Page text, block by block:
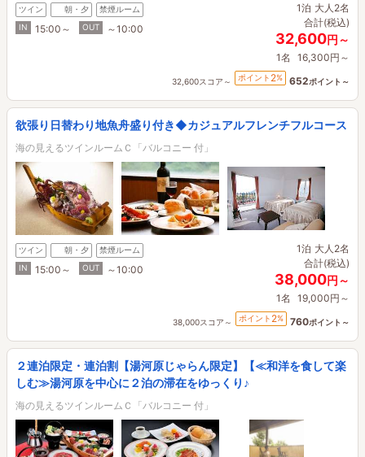
ツイン 朝・夕
禁煙ルーム
IN
15:00～ OUT ～10:00
1泊 大人2名
合計(税込)
32,600円～
1名 16,300円～
32,600スコア～ ポイント 2% 652ポイント～
欲張り日替わり地魚舟盛り付き◆カジュアルフレンチフルコース
海の見えるツインルームＣ「バルコニー 付」
ツイン 朝・夕
禁煙ルーム
IN
15:00～ OUT ～10:00
1泊 大人2名
合計(税込)
38,000円～
1名 19,000円～
38,000スコア～ ポイント 2% 760ポイント～
２連泊限定・連泊割【湯河原じゃらん限定】【≪和洋を食して楽
しむ≫湯河原を中心に２泊の滞在をゆっくり♪
海の見えるツインルームＣ「バルコニー 付」